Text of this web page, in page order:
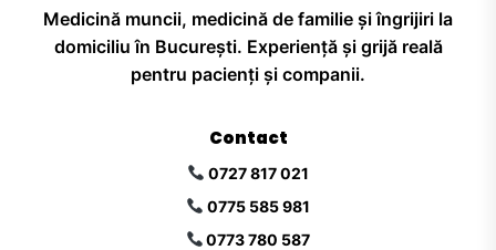
Medicină muncii, medicină de familie și îngrijiri la
domiciliu în București. Experiență și grijă reală
pentru pacienți și companii.
Contact
0727 817 021
0775 585 981
0773 780 587